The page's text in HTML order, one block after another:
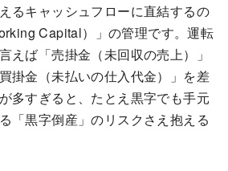
るキャッシュフローに直結するの
Capital）」の管理です。運転
えば「売掛金（未回収の売上）」
掛金（未払いの仕入代金）」を差
多すぎると、たとえ黒字でも手元
「黒字倒産」のリスクさえ抱える